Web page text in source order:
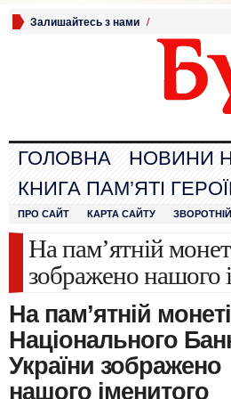
Залишайтесь з нами /
ГОЛОВНА НОВИНИ
КНИГА ПАМ’ЯТІ
ПРО САЙТ КАРТА САЙТУ
На пам’ятній
зображено нашого
На пам’ятній монеті
Національного
України зображено
нашого іменитого